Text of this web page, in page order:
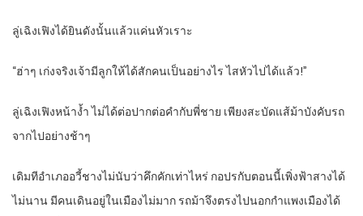
ลู่เฉิงเฟิงได้ยินดังนั้นแล้วแค่นหัวเราะ
“ฮ่าๆ เก่งจริงเจ้ามีลูกให้ได้สักคนเป็นอย่างไร ไสหัวไปได้แล้ว!”
ลู่เฉิงเฟิงหน้าง้ำ ไม่ได้ต่อปากต่อคำกับพี่ชาย เพียงสะบัดแส้ม้าบังคับรถ
จากไปอย่างช้าๆ
เดิมทีอำเภออวี้ชางไม่นับว่าคึกคักเท่าไหร่ กอปรกับตอนนี้เพิ่งฟ้าสางได้
ไม่นาน มีคนเดินอยู่ในเมืองไม่มาก รถม้าจึงตรงไปนอกกำแพงเมืองได้